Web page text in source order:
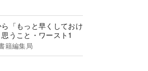
「もっと早くしておけ
うこと・ワースト1
籍編集局